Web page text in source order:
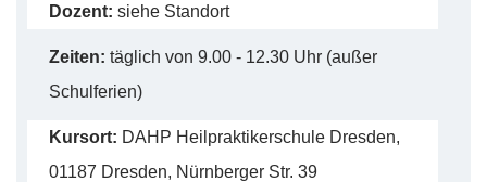
Dozent: siehe Standort
Zeiten: täglich von 9.00 - 12.30 Uhr (außer
Schulferien)
Kursort: DAHP Heilpraktikerschule Dresden,
01187 Dresden, Nürnberger Str. 39